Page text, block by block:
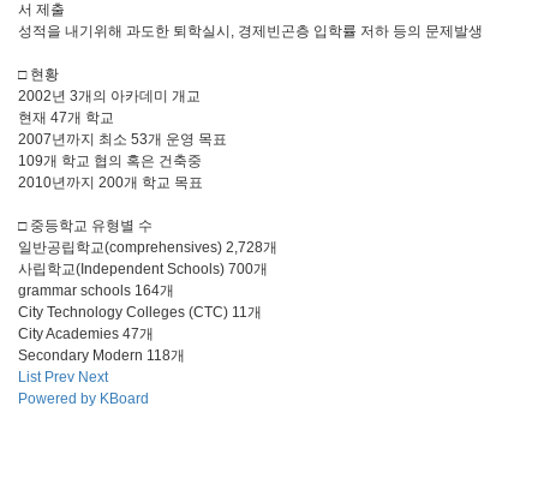
서 제출
성적을 내기위해 과도한 퇴학실시, 경제빈곤층 입학률 저하 등의 문제발생
□ 현황
2002년 3개의 아카데미 개교
현재 47개 학교
2007년까지 최소 53개 운영 목표
109개 학교 협의 혹은 건축중
2010년까지 200개 학교 목표
□ 중등학교 유형별 수
일반공립학교(comprehensives) 2,728개
사립학교(Independent Schools) 700개
grammar schools 164개
City Technology Colleges (CTC) 11개
City Academies 47개
Secondary Modern 118개
List Prev Next
Powered by KBoard